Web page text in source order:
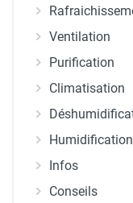
Ventilation
Purification
Climatisation
Infos
Conseils